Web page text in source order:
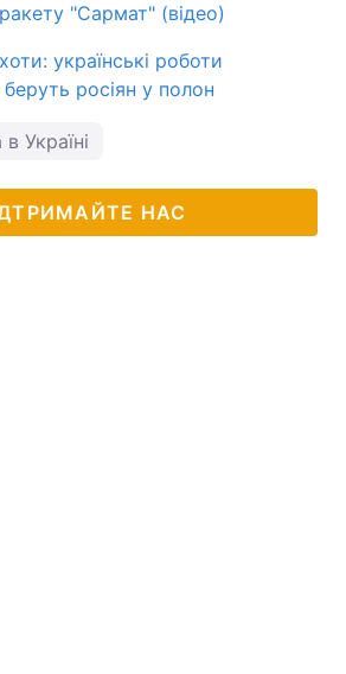
"Сармат" (відео)
українські роботи
росіян у полон
в Україні
НАС